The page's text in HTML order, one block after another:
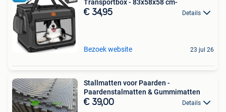
Transportbox - 83x58x58 cm-
€ 34,95 Details
Bezoek website 23 jul 26
Stallmatten voor Paarden -
Paardenstalmatten & Gummimatten
€ 39,00 Details